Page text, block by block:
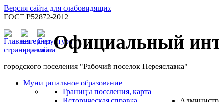
Версия сайта для слабовидящих
ГОСТ Р52872-2012
Официальный
городского поселения "Рабочий поселок Переяславка"
Муниципальное образование
Границы поселения, карта